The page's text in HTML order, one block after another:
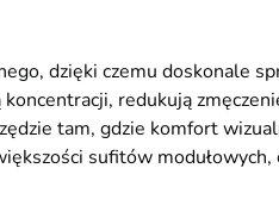
dzięki czemu doskonale
redukują
tam, gdzie komfort
sufitów modułowych,